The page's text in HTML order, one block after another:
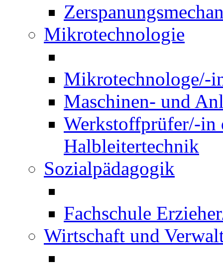
Mikrotechnologie
Mikrotechnologe/-
Maschinen- und
Werkstoffprüfer/-in
Halbleitertechnik
Sozialpädagogik
Fachschule
Wirtschaft und